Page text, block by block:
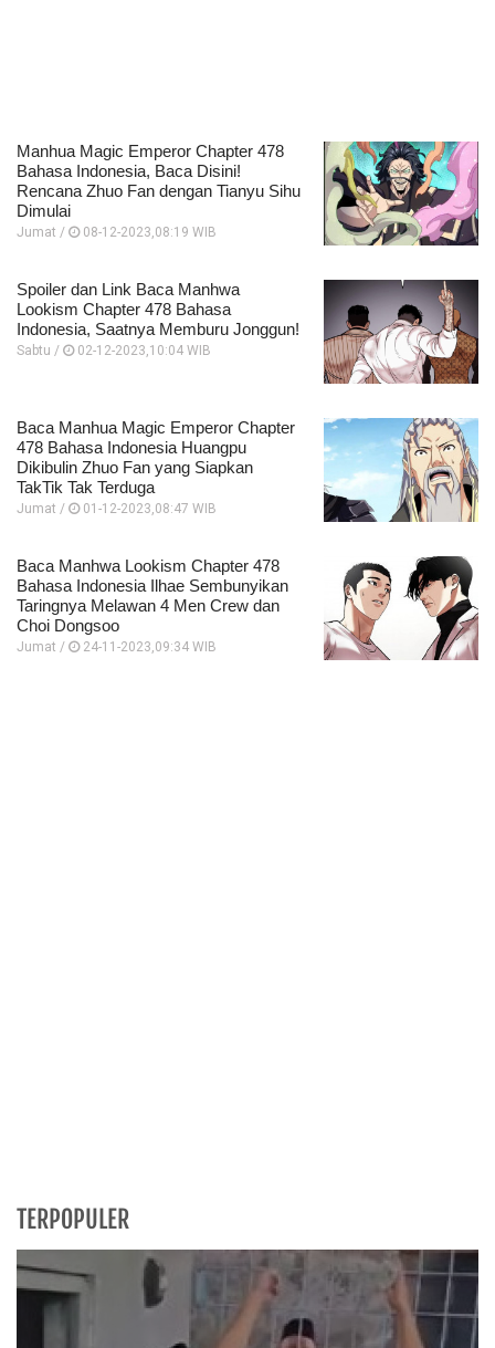
Manhua Magic Emperor Chapter 478
Bahasa Indonesia, Baca Disini!
Rencana Zhuo Fan dengan Tianyu Sihu
Dimulai
Jumat / 08-12-2023,08:19 WIB
Spoiler dan Link Baca Manhwa
Lookism Chapter 478 Bahasa
Indonesia, Saatnya Memburu Jonggun!
Sabtu / 02-12-2023,10:04 WIB
Baca Manhua Magic Emperor Chapter
478 Bahasa Indonesia Huangpu
Dikibulin Zhuo Fan yang Siapkan
TakTik Tak Terduga
Jumat / 01-12-2023,08:47 WIB
Baca Manhwa Lookism Chapter 478
Bahasa Indonesia Ilhae Sembunyikan
Taringnya Melawan 4 Men Crew dan
Choi Dongsoo
Jumat / 24-11-2023,09:34 WIB
TERPOPULER